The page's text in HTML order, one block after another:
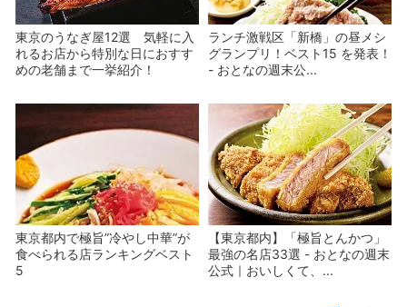
東京のうなぎ屋12選 気軽に入
れるお店から特別な日におすす
めの老舗まで一挙紹介！
ランチ激戦区「新橋」の昼メシ
グランプリ！ベスト15 を発表！
- おとなの週末公...
東京都内で極旨”冷やし中華”が
食べられる店ランキングベスト
5
【東京都内】「極旨とんかつ」
最強の名店33選 - おとなの週末
公式｜おいしくて、...